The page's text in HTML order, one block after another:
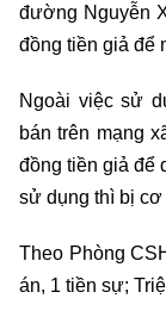
đường Nguyễn
đồng tiền giả để
Ngoài việc sử
bán trên mạng
đồng tiền giả để
sử dụng thì bị
Theo Phòng
án, 1 tiền sự;